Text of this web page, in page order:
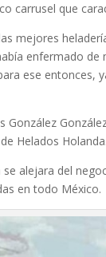
carrusel que
mejores
enfermado
ese entonces,
Helados Holanda.
alejara del
en todo México.